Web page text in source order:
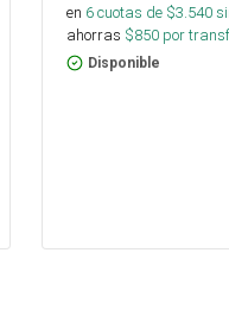
en 6cuotas de $3.540
ahorras $850 por
Disponible